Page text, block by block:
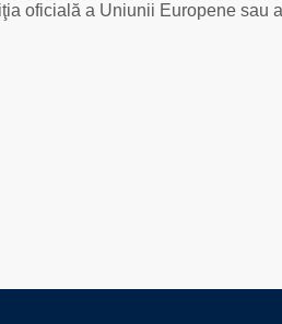
oficială a Uniunii Europene sau